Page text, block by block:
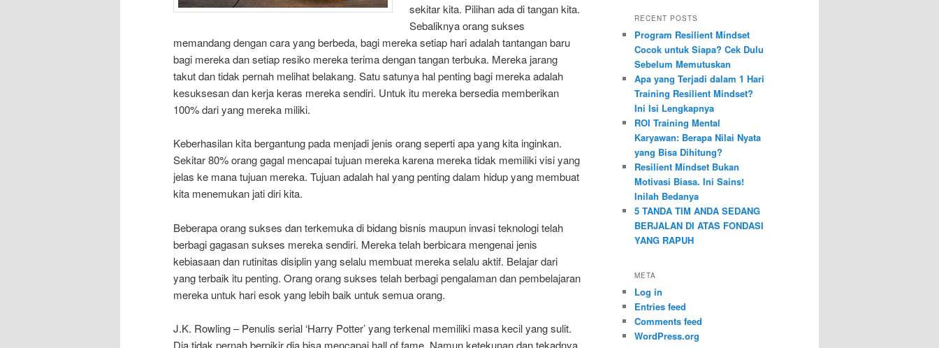
sekitar kita. Pilihan ada di tangan kita.
Sebaliknya orang sukses
memandang dengan cara yang berbeda, bagi mereka setiap hari adalah tantangan baru
bagi mereka dan setiap resiko mereka terima dengan tangan terbuka. Mereka jarang
takut dan tidak pernah melihat belakang. Satu satunya hal penting bagi mereka adalah
kesuksesan dan kerja keras mereka sendiri. Untuk itu mereka bersedia memberikan
100% dari yang mereka miliki.
Keberhasilan kita bergantung pada menjadi jenis orang seperti apa yang kita inginkan.
Sekitar 80% orang gagal mencapai tujuan mereka karena mereka tidak memiliki visi yang
jelas ke mana tujuan mereka. Tujuan adalah hal yang penting dalam hidup yang membuat
kita menemukan jati diri kita.
Beberapa orang sukses dan terkemuka di bidang bisnis maupun invasi teknologi telah
berbagi gagasan sukses mereka sendiri. Mereka telah berbicara mengenai jenis
kebiasaan dan rutinitas disiplin yang selalu membuat mereka selalu aktif. Belajar dari
yang terbaik itu penting. Orang orang sukses telah berbagi pengalaman dan pembelajaran
mereka untuk hari esok yang lebih baik untuk semua orang.
J.K. Rowling – Penulis serial ‘Harry Potter’ yang terkenal memiliki masa kecil yang sulit.
Dia tidak pernah berpikir dia bisa mencapai hall of fame. Namun ketekunan dan tekadnya
RECENT POSTS
Program Resilient Mindset
Cocok untuk Siapa? Cek Dulu
Sebelum Memutuskan
Apa yang Terjadi dalam 1 Hari
Training Resilient Mindset?
Ini Isi Lengkapnya
ROI Training Mental
Karyawan: Berapa Nilai Nyata
yang Bisa Dihitung?
Resilient Mindset Bukan
Motivasi Biasa. Ini Sains!
Inilah Bedanya
5 TANDA TIM ANDA SEDANG
BERJALAN DI ATAS FONDASI
YANG RAPUH
META
Log in
Entries feed
Comments feed
WordPress.org